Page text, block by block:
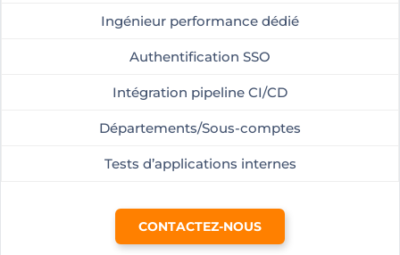
Ingénieur performance dédié
Authentification SSO
Intégration pipeline CI/CD
Départements/Sous-comptes
Tests d’applications internes
CONTACTEZ-NOUS